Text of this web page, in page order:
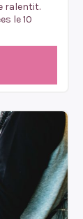
ralentit.
le 10